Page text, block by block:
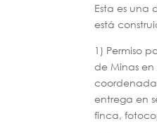
Esta es una
está
1) Permiso
de Minas
entrega en
finca,